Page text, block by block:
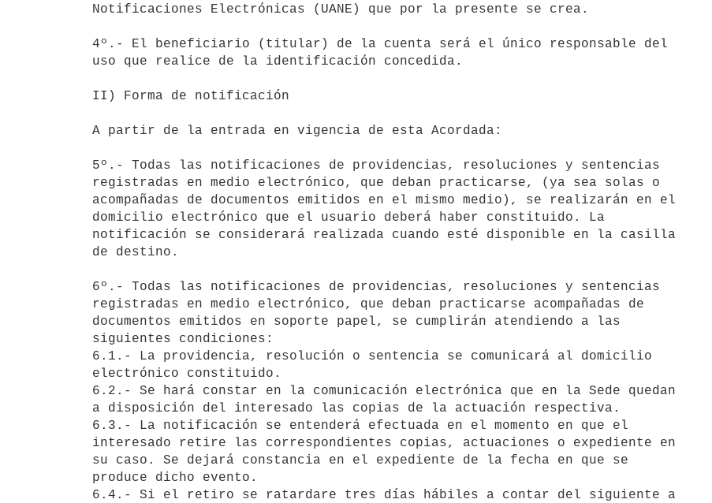
Notificaciones Electrónicas (UANE) que por la presente se crea.
4º.- El beneficiario (titular) de la cuenta será el único responsable del
uso que realice de la identificación concedida.
II) Forma de notificación
A partir de la entrada en vigencia de esta Acordada:
5º.- Todas las notificaciones de providencias, resoluciones y sentencias
registradas en medio electrónico, que deban practicarse, (ya sea solas o
acompañadas de documentos emitidos en el mismo medio), se realizarán en el
domicilio electrónico que el usuario deberá haber constituido. La
notificación se considerará realizada cuando esté disponible en la casilla
de destino.
6º.- Todas las notificaciones de providencias, resoluciones y sentencias
registradas en medio electrónico, que deban practicarse acompañadas de
documentos emitidos en soporte papel, se cumplirán atendiendo a las
siguientes condiciones:
6.1.- La providencia, resolución o sentencia se comunicará al domicilio
electrónico constituido.
6.2.- Se hará constar en la comunicación electrónica que en la Sede quedan
a disposición del interesado las copias de la actuación respectiva.
6.3.- La notificación se entenderá efectuada en el momento en que el
interesado retire las correspondientes copias, actuaciones o expediente en
su caso. Se dejará constancia en el expediente de la fecha en que se
produce dicho evento.
6.4.- Si el retiro se ratardare tres días hábiles a contar del siguiente a